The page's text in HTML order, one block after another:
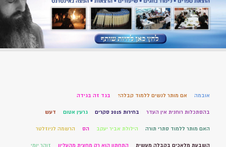
אובמה אם מותר לנשים ללמוד קבלה? בגד זה בגידה
בהסתכלות רוחנית אין העדר בחירות 2015 סקרים גרעין אטום דעש
האם מותר ללמוד סתרי תורה הילולת אביר יעקב הס הרשמה לניוזלטר
השבעת מלאכים בקבלה מעשית התחתון הוא רק מחצית מהעליון זוהר יומי